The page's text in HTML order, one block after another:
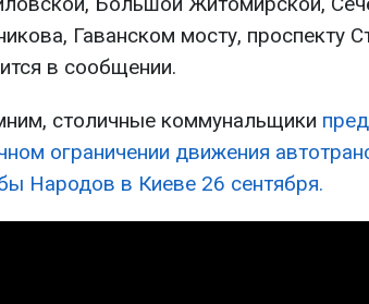
Гаванском мосту, проспекту
в сообщении.
столичные коммунальщики
ограничении движения
Народов в Киеве 26 сентября.